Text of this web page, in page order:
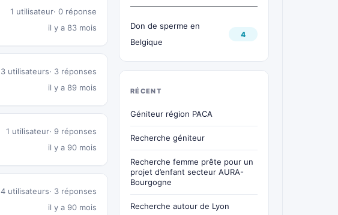
1 utilisateur 0 réponse
il y a 83 mois
3 utilisateurs
3 réponses
il y a 89 mois
1 utilisateur 9 réponses
il y a 90 mois
4 utilisateurs
3 réponses
il y a 90 mois
Don de sperme en
Belgique
4
RÉCENT
Géniteur région PACA
Recherche géniteur
Recherche femme prête pour un
projet d’enfant secteur AURA-
Bourgogne
Recherche autour de Lyon